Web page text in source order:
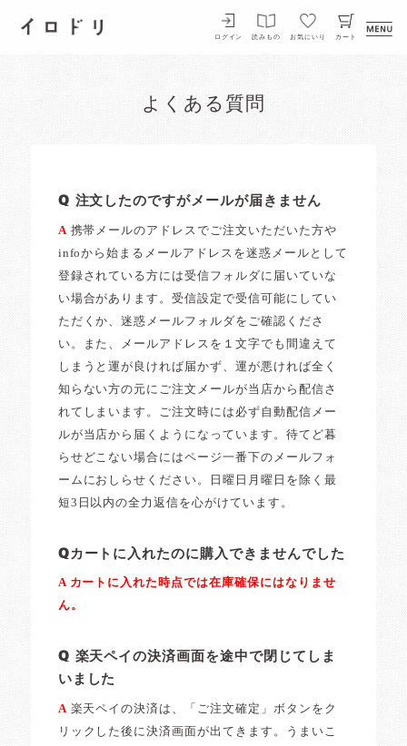
イロドリ
ログイン 読みもの お気にいり カート
よくある質問
Q 注文したのですがメールが届きません
A携帯メールのアドレスでご注文いただいた方や
infoから始まるメールアドレスを迷惑メールとして
登録されている方には受信フォルダに届いていな
い場合があります。受信設定で受信可能にしてい
ただくか、迷惑メールフォルダをご確認くださ
い。また、メールアドレスを１文字でも間違えて
しまうと運が良ければ届かず、運が悪ければ全く
知らない方の元にご注文メールが当店から配信さ
れてしまいます。ご注文時には必ず自動配信メー
ルが当店から届くようになっています。待てど暮
らせどこない場合にはページ一番下のメールフォ
ームにおしらせください。日曜日月曜日を除く最
短3日以内の全力返信を心がけています。
Qカートに入れたのに購入できませんでした
A カートに入れた時点では在庫確保にはなりませ
ん。
Q 楽天ペイの決済画面を途中で閉じてしま
いました
A 楽天ペイの決済は、「ご注文確定」ボタンをク
リックした後に決済画面が出てきます。うまいこ